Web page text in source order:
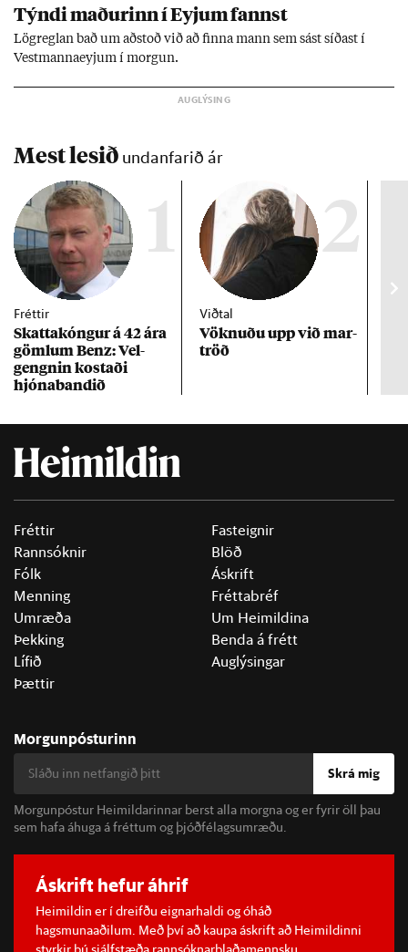
Týndi mað­ur­inn í Eyj­um fannst
Lög­regl­an bað um að­stoð við að finna mann sem sást síð­ast í
Vest­manna­eyj­um í morg­un.
Mest lesið undanfarið ár
1
Fréttir
Skattakóng­ur á 42 ára
göml­um Benz: Vel­
gengn­in kostaði
hjóna­band­ið
2
Viðtal
Vökn­uðu upp við mar­
tröð
Fréttir
Rannsóknir
Fólk
Menning
Umræða
Þekking
Lífið
Þættir
Fasteignir
Blöð
Áskrift
Fréttabréf
Um Heimildina
Benda á frétt
Auglýsingar
Morgunpósturinn
Skrá mig
Morgunpóstur Heimildarinnar berst alla morgna og er fyrir öll þau
sem hafa áhuga á fréttum og þjóðfélagsumræðu.
Áskrift hefur áhrif
Heimildin er í dreifðu eignarhaldi og óháð
hagsmunaaðilum. Með því að kaupa áskrift að Heimildinni